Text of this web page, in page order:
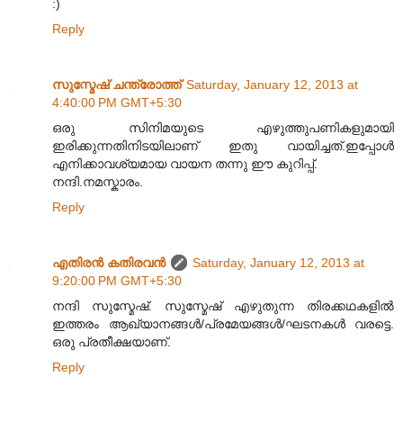
:)
Reply
സുസ്മേഷ് ചന്ത്രോത്ത് Saturday, January 12, 2013 at
4:40:00 PM GMT+5:30
ഒരു സിനിമയുടെ എഴുത്തുപണികളുമായി
ഇരിക്കുന്നതിനിടയിലാണ് ഇതു വായിച്ചത്.ഇപ്പോള്‍
എനിക്കാവശ്യമായ വായന തന്നു ഈ കുറിപ്പ്.
നന്ദി.നമസ്കാരം.
Reply
എതിരന്‍ കതിരവന്‍
Saturday, January 12, 2013 at
9:20:00 PM GMT+5:30
നന്ദി സുസ്മേഷ്. സുസ്മേഷ് എഴുതുന്ന തിരക്കഥകളിൽ
ഇത്തരം ആഖ്യാനങ്ങൾ/പ്രമേയങ്ങൾ/ഘടനകൾ വരട്ടെ.
ഒരു പ്രതീക്ഷയാ‍ണ്.
Reply